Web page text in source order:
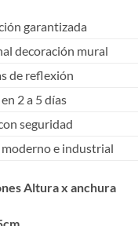
garantizada
decoración mural
de reflexión
2 a 5 días
seguridad
e industrial
Altura x anchura